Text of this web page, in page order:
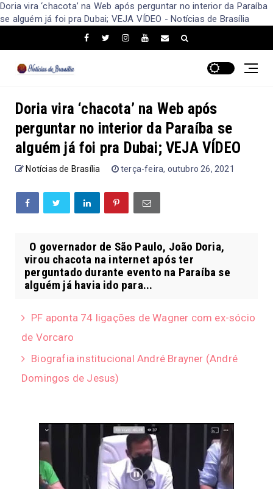
Doria vira ‘chacota’ na Web após perguntar no interior da Paraíba
se alguém já foi pra Dubai; VEJA VÍDEO - Notícias de Brasília
Doria vira ‘chacota’ na Web após
perguntar no interior da Paraíba se
alguém já foi pra Dubai; VEJA VÍDEO
Notícias de Brasília terça-feira, outubro 26, 2021
O governador de São Paulo, João Doria,
virou chacota na internet após ter
perguntado durante evento na Paraíba se
alguém já havia ido para...
PF aponta 74 ligações de Wagner com ex-sócio
de Vorcaro
Biografia institucional André Brayner (André
Domingos de Jesus)